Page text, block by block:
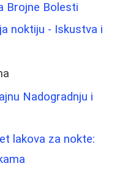
Brojne Bolesti
noktiju - Iskustva i
Nadogradnju i
lakova za nokte: